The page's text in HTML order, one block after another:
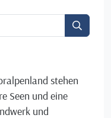
stehen
Seen und eine
und